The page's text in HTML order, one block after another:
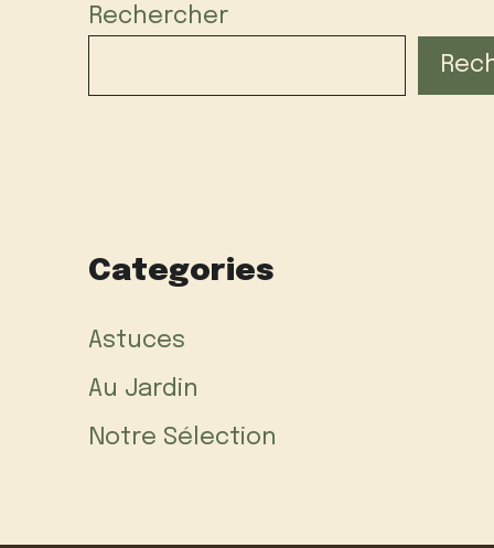
Rechercher
Categories
Astuces
Au Jardin
Notre Sélection